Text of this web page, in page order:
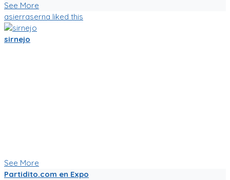
See More
asierraserna liked this
sirnejo
See More
Partidito.com en Expo